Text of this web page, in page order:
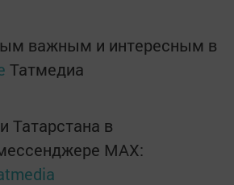
важным и интересным в
Татмедиа
Татарстана в
MАХ: